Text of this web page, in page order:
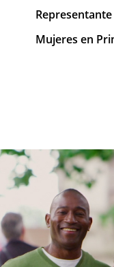
Representante
Mujeres en